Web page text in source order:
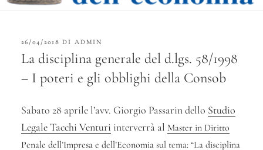
PUBBLICATO
IL
26/04/2018 DI ADMIN
La disciplina generale del d.lgs. 58/1998
– I poteri e gli obblighi della Consob
Sabato 28 aprile l’avv. Giorgio Passarin dello Studio
Legale Tacchi Venturi interverrà al Master in Diritto
Penale dell’Impresa e dell’Economia sul tema: “La disciplina